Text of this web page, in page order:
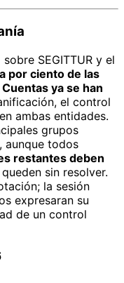
SEGITTUR y el
por ciento de las
ya se han
el control
ambas entidades.
grupos
aunque todos
restantes deben
sin resolver.
la sesión
expresaran su
de un control